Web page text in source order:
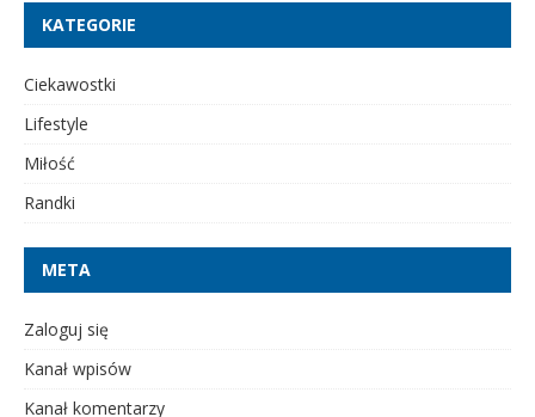
KATEGORIE
Ciekawostki
Lifestyle
Miłość
Randki
META
Zaloguj się
Kanał wpisów
Kanał komentarzy